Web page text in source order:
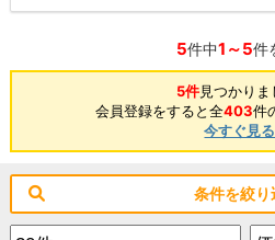
5件中1～5件
5件見つかりま
会員登録をすると全403件
今すぐ見る
条件を絞り